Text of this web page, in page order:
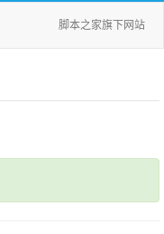
脚本之家旗下网站